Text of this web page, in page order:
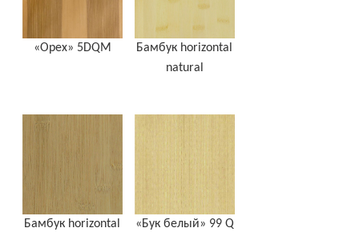
«Орех» 5DQM
Бамбук horizontal
natural
Бамбук horizontal
«Бук белый» 99 Q